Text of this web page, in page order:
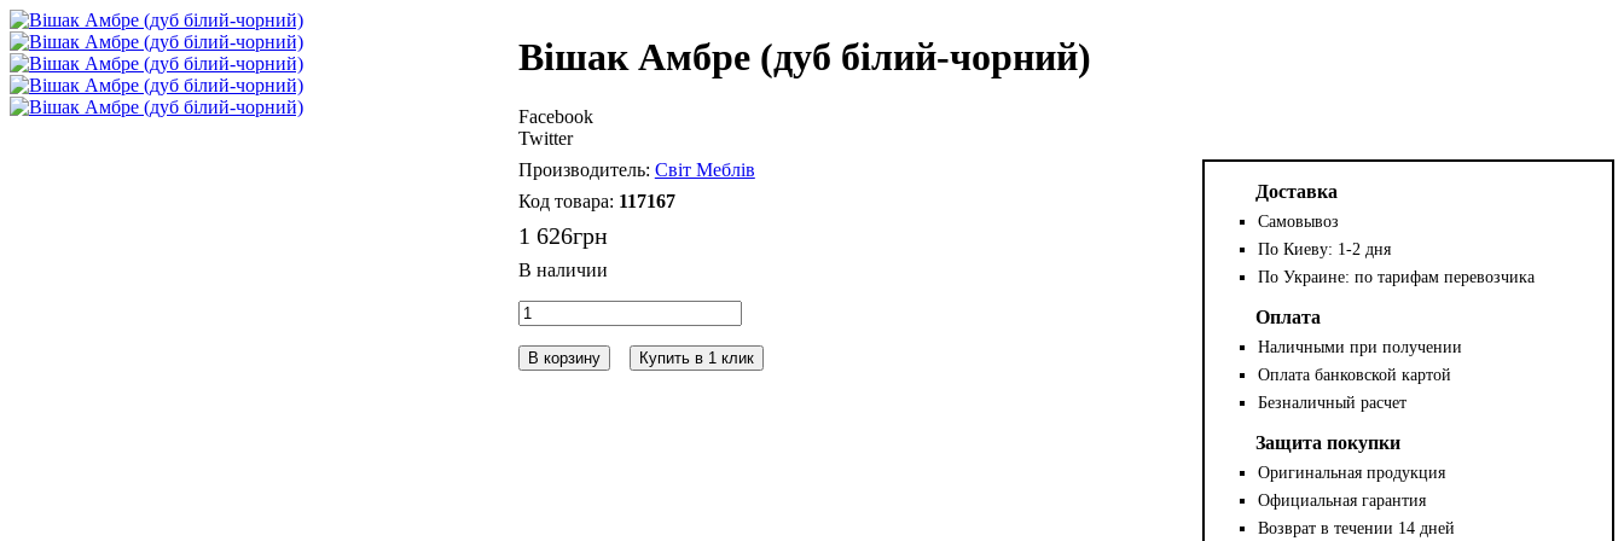
Вішак Амбре (дуб білий-чорний)
Facebook
Twitter
Світ Меблів
117167
1 626грн
В корзину Купить в 1 клик
Доставка
Самовывоз
По Киеву: 1-2 дня
По Украине: по тарифам перевозчика
Оплата
Наличными при получении
Оплата банковской картой
Безналичный расчет
Защита покупки
Оригинальная продукция
Официальная гарантия
Возврат в течении 14 дней